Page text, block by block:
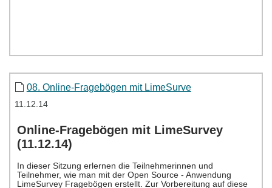
08. Online-Fragebögen mit LimeSurve
11.12.14